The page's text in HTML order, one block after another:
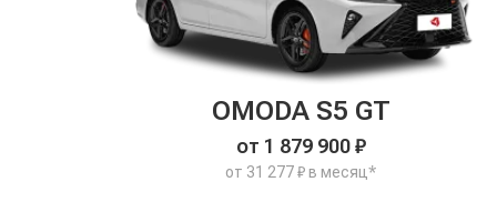
OMODA S5 GT
от 1 879 900 ₽
от 31 277 ₽ в месяц*